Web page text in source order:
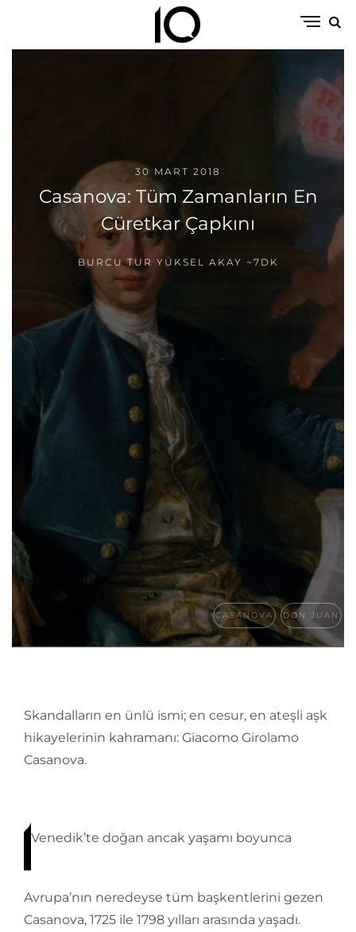
30 MART 2018
Casanova: Tüm Zamanların En
Cüretkar Çapkını
BURCU TUR YÜKSEL AKAY ~7DK
CASANOVA DON JUAN
Skandalların en ünlü ismi; en cesur, en ateşli aşk
hikayelerinin kahramanı: Giacomo Girolamo
Casanova.
Venedik’te doğan ancak yaşamı boyunca
Avrupa’nın neredeyse tüm başkentlerini gezen
Casanova, 1725 ile 1798 yılları arasında yaşadı.